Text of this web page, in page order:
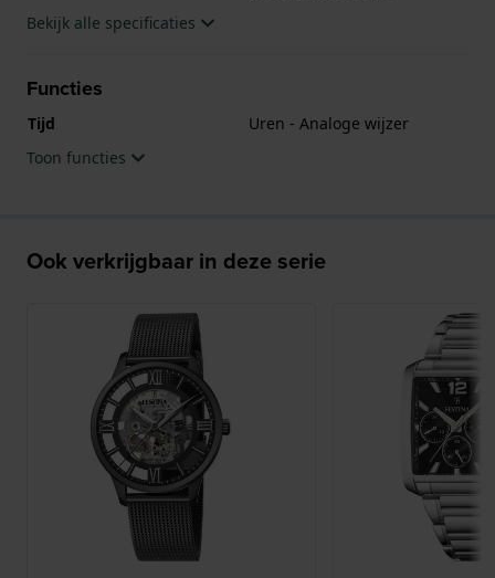
Bekijk alle specificaties
Functies
Tijd
Uren - Analoge wijzer
Toon functies
Ook verkrijgbaar in deze serie